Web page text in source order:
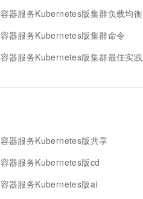
容器服务Kubernetes版集群负载均衡
容器服务Kubernetes版集群命令
容器服务Kubernetes版集群最佳实践
容器服务Kubernetes版共享
容器服务Kubernetes版cd
容器服务Kubernetes版ai